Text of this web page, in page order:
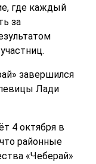
где каждый
за
завершился
Лади
4 октября в
районные
«Чеберай»